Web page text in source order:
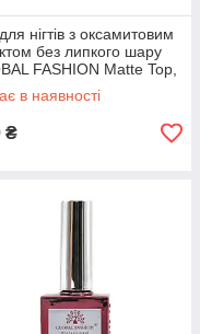
нігтів з оксамитовим
без липкого шару
FASHION Matte Top,
в наявності
₴